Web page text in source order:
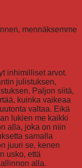
mennäksemme
inhimilliset arvot.
julistuksen,
Paljon siitä,
kuinka vaikeaa
valtaa. Eikä
lukien me kaikki
alla, joka on niin
samalla
juuri se, kenen
usko, että
alla.